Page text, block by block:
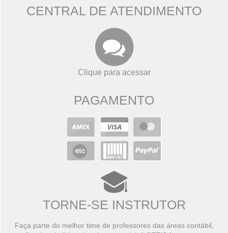
CENTRAL DE ATENDIMENTO
Clique para acessar
PAGAMENTO
TORNE-SE INSTRUTOR
Faça parte do melhor time de professores das áreas contábil,